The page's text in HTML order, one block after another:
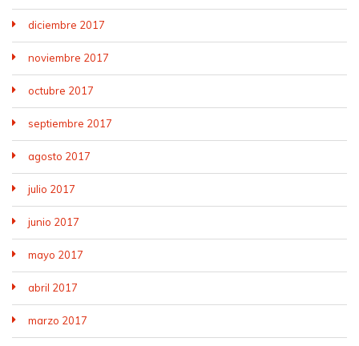
diciembre 2017
noviembre 2017
octubre 2017
septiembre 2017
agosto 2017
julio 2017
junio 2017
mayo 2017
abril 2017
marzo 2017